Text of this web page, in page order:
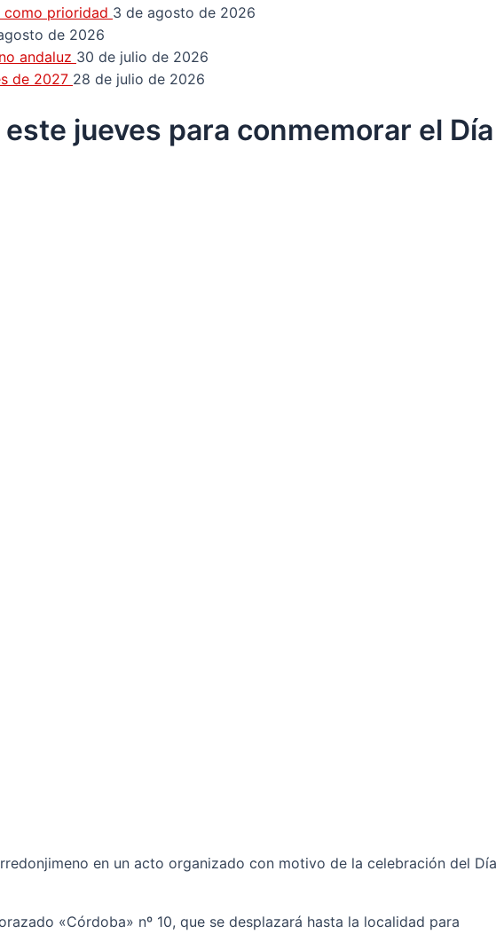
como prioridad 3 de agosto de 2026
de 2026
andaluz 30 de julio de 2026
de 2027 28 de julio de 2026
jueves para conmemorar el Día
en un acto organizado con motivo de la celebración del Día
«Córdoba» nº 10, que se desplazará hasta la localidad para